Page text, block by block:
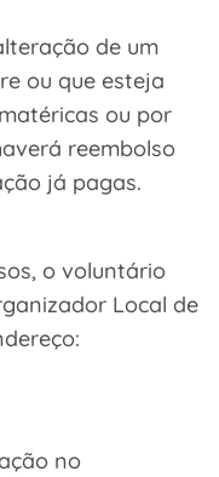
de um
ou que esteja
ou por
reembolso
já pagas.
o voluntário
Local de
no